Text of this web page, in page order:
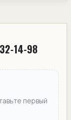
14-98
первый